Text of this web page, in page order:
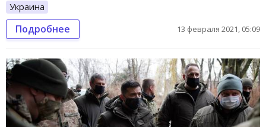
Украина
Подробнее 13 февраля 2021, 05:09